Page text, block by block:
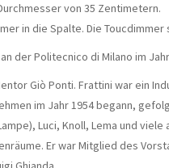
von 35 Zentimetern.
in die Spalte. Die Toucdimmer
der Politecnico di Milano im
Giò Ponti. Frattini war ein
im Jahr 1954 begann,
Luci, Knoll, Lema und
Er war Mitglied des